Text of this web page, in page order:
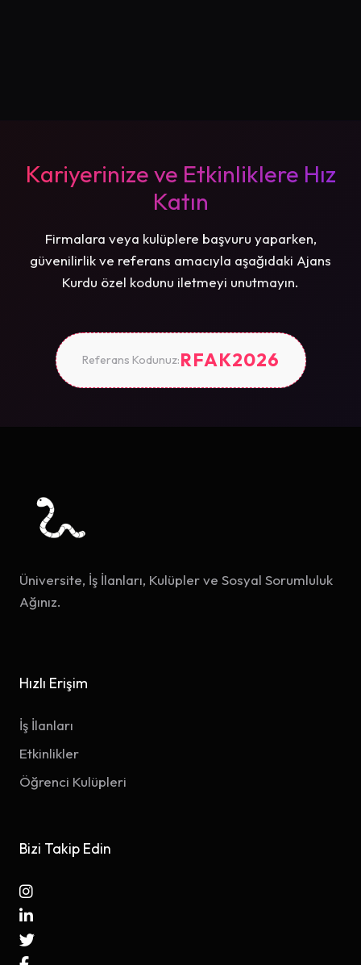
Kariyerinize ve Etkinliklere Hız
Katın
Firmalara veya kulüplere başvuru yaparken,
güvenilirlik ve referans amacıyla aşağıdaki Ajans
Kurdu özel kodunu iletmeyi unutmayın.
Referans Kodunuz:RFAK2026
Üniversite, İş İlanları, Kulüpler ve Sosyal Sorumluluk
Ağınız.
Hızlı Erişim
İş İlanları
Etkinlikler
Öğrenci Kulüpleri
Bizi Takip Edin